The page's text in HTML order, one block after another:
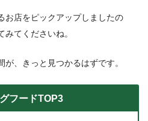
お店をピックアップしましたの
てくださいね。
、きっと見つかるはずです。
フードTOP3